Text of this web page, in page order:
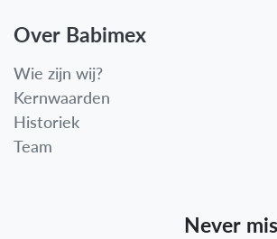
Over Babimex
Wie zijn wij?
Kernwaarden
Historiek
Team
Never